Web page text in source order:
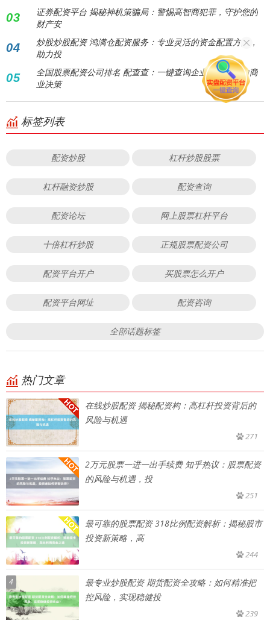
03
证券配资平台 揭秘神机策骗局：警惕高智商犯罪，守护您的
财产安
04
炒股炒股配资 鸿满仓配资服务：专业灵活的资金配置方案，
助力投
05
全国股票配资公司排名 配查查：一键查询企业信息，助力商
业决策
标签列表
配资炒股 杠杆炒股股票
杠杆融资炒股 配资查询
配资论坛 网上股票杠杆平台
十倍杠杆炒股 正规股票配资公司
配资平台开户 买股票怎么开户
配资平台网址 配资咨询
全部话题标签
热门文章
在线炒股配资 揭秘配资构：高杠杆投资背后的
风险与机遇
271
2万元股票一进一出手续费 知乎热议：股票配资
的风险与机遇，投
251
最可靠的股票配资 318比例配资解析：揭秘股市
投资新策略，高
244
4
最专业炒股配资 期货配资全攻略：如何精准把
控风险，实现稳健投
239